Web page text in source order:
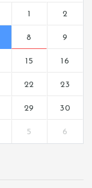
1 2
8 9
15 16
22 23
29 30
5 6